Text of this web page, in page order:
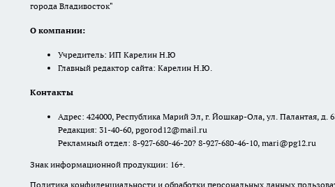
города Владивосток"
О компании:
Учредитель: ИП Карелин Н.Ю
Главный редактор сайта: Карелин Н.Ю.
Контакты
Адрес: 424000, Республика Марий Эл, г. Йошкар-Ола, ул. Палантая, д.
Редакция: 31-40-60, pgorod12@mail.ru
Рекламный отдел: 8-927-680-46-20? 8-927-680-46-10, mari@pg12.ru
Знак информационной продукции: 16+.
Политика конфиденциальности и обработки персональных данных